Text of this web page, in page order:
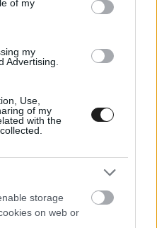
of my
my
Advertising.
Use,
of my
with the
storage
on web or
Blomqvistet, majd
mint 10 másodperces
a volánt Earl